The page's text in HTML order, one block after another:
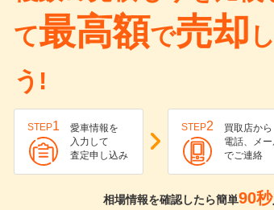
て最高額で売却
う!
STEP1
愛車情報を
入力して
査定申し込み
STEP2
買取店から
電話、メー
でご連絡
相場情報を確認したら簡単90秒